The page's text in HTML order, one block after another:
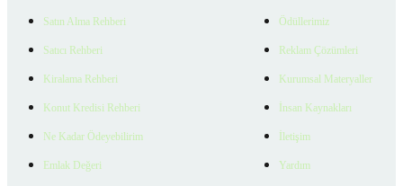
Satın Alma Rehberi
Satıcı Rehberi
Kiralama Rehberi
Konut Kredisi Rehberi
Ne Kadar Ödeyebilirim
Emlak Değeri
Ödüllerimiz
Reklam Çözümleri
Kurumsal Materyaller
İnsan Kaynakları
İletişim
Yardım